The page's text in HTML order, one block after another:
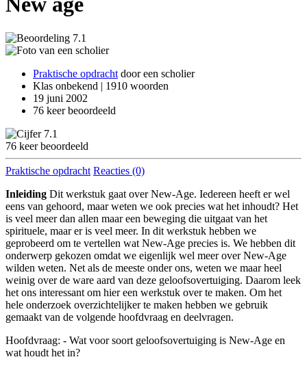
7.1
Praktische opdracht door een scholier
Klas onbekend | 1910 woorden
19 juni 2002
76 keer beoordeeld
7.1
76 keer beoordeeld
Praktische opdracht Reacties (0)
Inleiding Dit werkstuk gaat over New-Age. Iedereen heeft er wel
eens van gehoord, maar weten we ook precies wat het inhoudt? Het
is veel meer dan allen maar een beweging die uitgaat van het
spirituele, maar er is veel meer. In dit werkstuk hebben we
geprobeerd om te vertellen wat New-Age precies is. We hebben dit
onderwerp gekozen omdat we eigenlijk wel meer over New-Age
wilden weten. Net als de meeste onder ons, weten we maar heel
weinig over de ware aard van deze geloofsovertuiging. Daarom leek
het ons interessant om hier een werkstuk over te maken. Om het
hele onderzoek overzichtelijker te maken hebben we gebruik
gemaakt van de volgende hoofdvraag en deelvragen.
Hoofdvraag: - Wat voor soort geloofsovertuiging is New-Age en
wat houdt het in?